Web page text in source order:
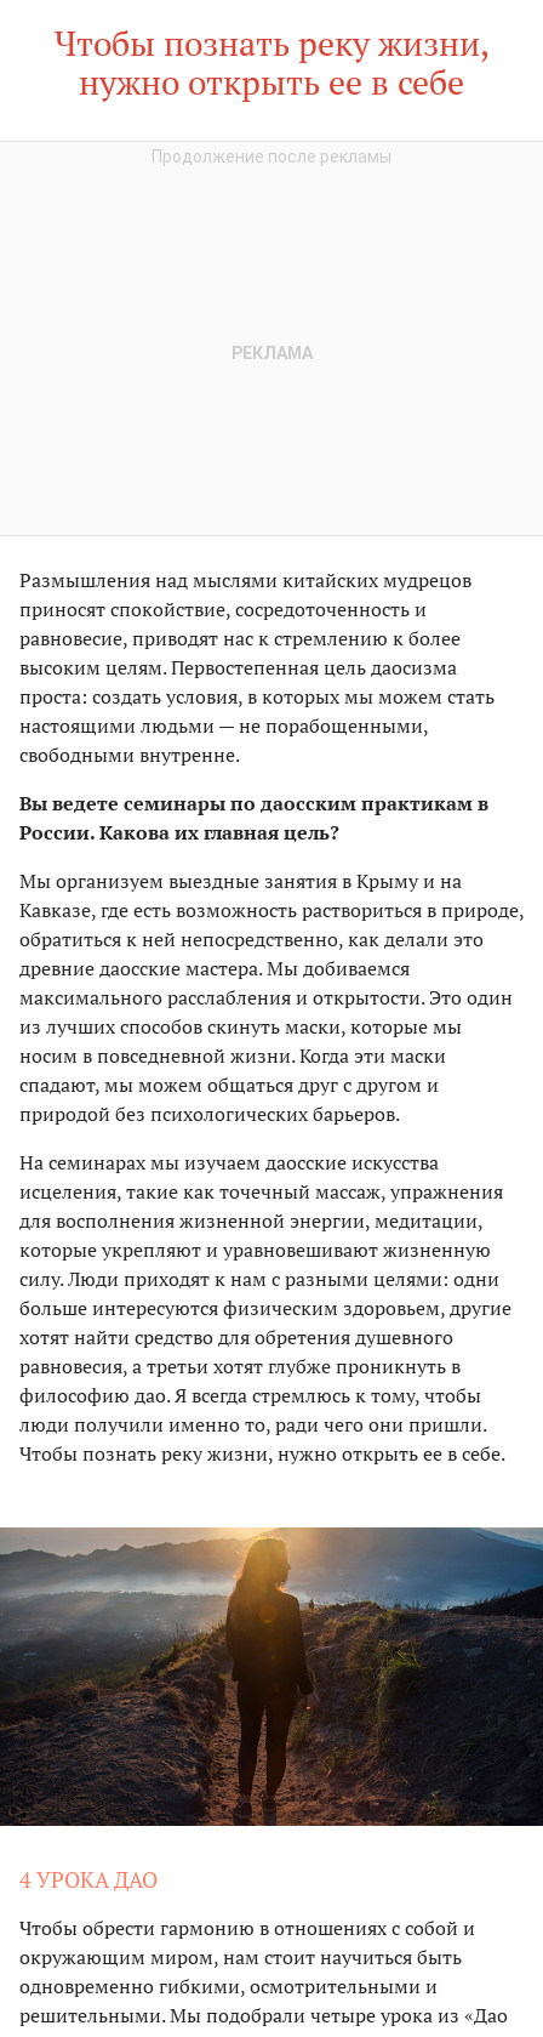
Чтобы познать реку жизни,
нужно открыть ее в себе
Размышления над мыслями китайских мудрецов
приносят спокойствие, сосредоточенность и
равновесие, приводят нас к стремлению к более
высоким целям. Первостепенная цель даосизма
проста: создать условия, в которых мы можем стать
настоящими людьми — не порабощенными,
свободными внутренне.
Вы ведете семинары по даосским практикам в
России. Какова их главная цель?
Мы организуем выездные занятия в Крыму и на
Кавказе, где есть возможность раствориться в природе,
обратиться к ней непосредственно, как делали это
древние даосские мастера. Мы добиваемся
максимального расслабления и открытости. Это один
из лучших способов скинуть маски, которые мы
носим в повседневной жизни. Когда эти маски
спадают, мы можем общаться друг с другом и
природой без психологических барьеров.
На семинарах мы изучаем даосские искусства
исцеления, такие как точечный массаж, упражнения
для восполнения жизненной энергии, медитации,
которые укрепляют и уравновешивают жизненную
силу. Люди приходят к нам с разными целями: одни
больше интересуются физическим здоровьем, другие
хотят найти средство для обретения душевного
равновесия, а третьи хотят глубже проникнуть в
философию дао. Я всегда стремлюсь к тому, чтобы
люди получили именно то, ради чего они пришли.
Чтобы познать реку жизни, нужно открыть ее в себе.
4 УРОКА ДАО
Чтобы обрести гармонию в отношениях с собой и
окружающим миром, нам стоит научиться быть
одновременно гибкими, осмотрительными и
решительными. Мы подобрали четыре урока из «Дао